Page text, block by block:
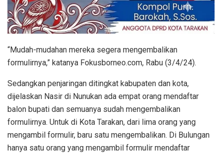
“Mudah-mudahan mereka segera mengembalikan
formulirnya,” katanya Fokusborneo.com, Rabu (3/4/24).
Sedangkan penjaringan ditingkat kabupaten dan kota,
dijelaskan Nasir di Nunukan ada empat orang mendaftar
balon bupati dan semuanya sudah mengembalikan
formulirnya. Untuk di Kota Tarakan, dari lima orang yang
mengambil formulir, baru satu mengembalikan. Di Bulungan
hanya satu orang yang mengambil formulir mendaftar